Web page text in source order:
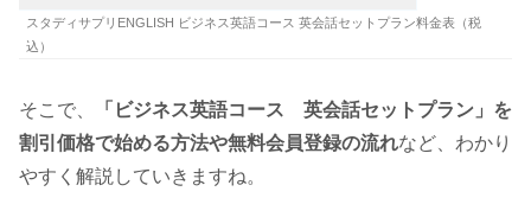
スタディサプリENGLISH ビジネス英語コース 英会話セットプラン料金表（税
込）
そこで、
「ビジネス英語コース 英会話セットプラン」を
割引価格で始める方法や無料会員登録の流れなど、わかり
やすく解説していきますね。